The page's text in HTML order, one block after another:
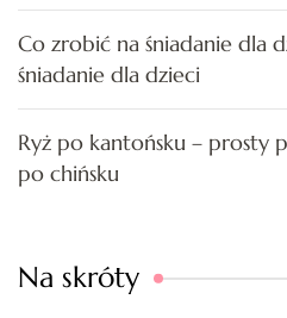
Co zrobić na śniadanie dla
śniadanie dla dzieci
Ryż po kantońsku – prosty
po chińsku
Na skróty